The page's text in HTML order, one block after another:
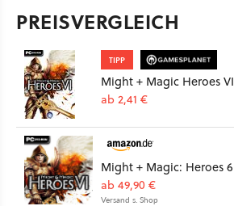
PREISVERGLEICH
TIPP
Might + Magic Heroes VI
ab 2,41 €
Might + Magic: Heroes 6
ab 49,90 €
Versand s. Shop